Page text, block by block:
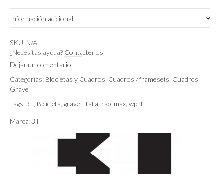
Información adicional
Talla de cuadro
Color
SKU: N/A-
¿Necesitas ayuda? Contáctenos
Dejar un comentario
Categorías: Bicicletas y Cuadros, Cuadros / framesets, Cuadros
Gravel
Tags:3T, Bicicleta, gravel, italia, racemax, wpnt
Marca:3T